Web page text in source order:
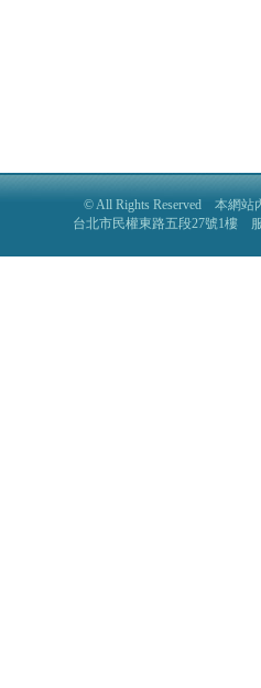
© All Rights Reserved 本網站
台北市民權東路五段27號1樓